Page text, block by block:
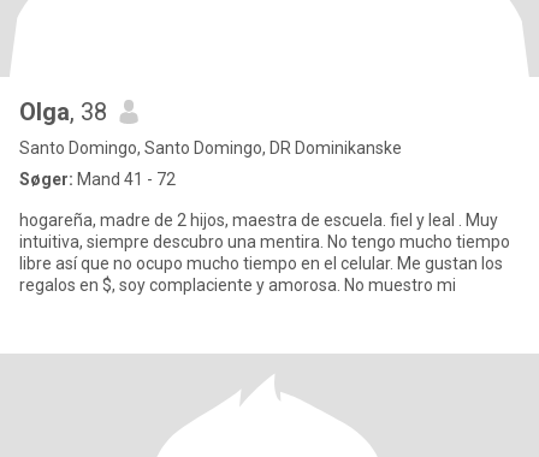
Olga, 38
Santo Domingo, Santo Domingo, DR Dominikanske
Søger: Mand 41 - 72
hogareña, madre de 2 hijos, maestra de escuela. fiel y leal . Muy
intuitiva, siempre descubro una mentira. No tengo mucho tiempo
libre así que no ocupo mucho tiempo en el celular. Me gustan los
regalos en $, soy complaciente y amorosa. No muestro mi